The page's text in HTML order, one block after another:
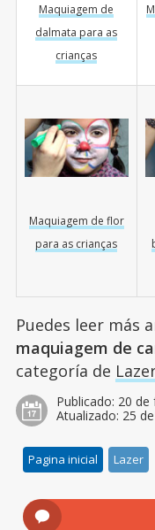
Maquiagem de
dalmata para as
crianças
Maquiagem de flor
para as crianças
Puedes leer más
maquiagem de
categoría de
Publicado: 20 de
Atualizado: 25
Pagina inicial Lazer